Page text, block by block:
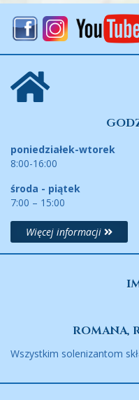
poniedziałek-wtorek
8:00-16:00
środa - piątek
7:00 – 15:00
Więcej informacji
ROMANA,
Wszystkim solenizantom